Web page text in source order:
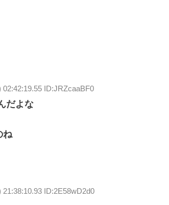
02:42:19.55 ID:JRZcaaBF0
だよな
ね
21:38:10.93 ID:2E58wD2d0